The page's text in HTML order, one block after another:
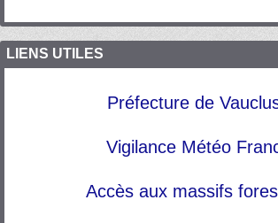
LIENS UTILES
Préfecture de
Vigilance Météo
Accès aux massifs